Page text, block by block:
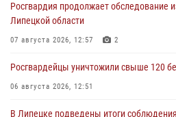
Росгвардия продолжает обследование
Липецкой области
07 августа 2026, 12:57 2
Росгвардейцы уничтожили свыше 120
06 августа 2026, 12:51
В Липецке подведены итоги